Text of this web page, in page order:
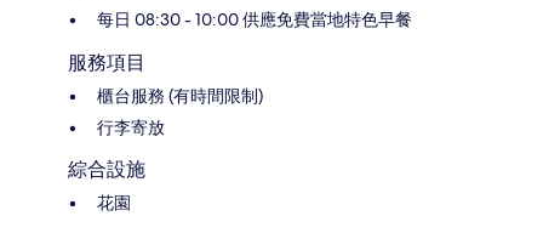
每日 08:30 - 10:00 供應免費當地特色早餐
服務項目
櫃台服務 (有時間限制)
行李寄放
綜合設施
花園